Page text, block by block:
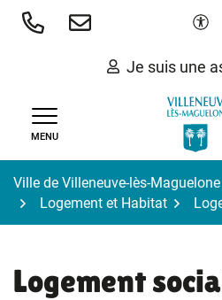
Aller
Je suis une
MENU
Ville de Villeneuve-lès-Maguelone
Logement et Habitat
Logement